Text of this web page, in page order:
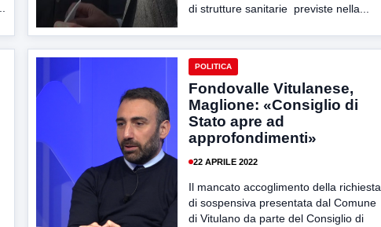
di strutture sanitarie previste nella...
POLITICA
Fondovalle Vitulanese,
Maglione: «Consiglio di
Stato apre ad
approfondimenti»
22 APRILE 2022
Il mancato accoglimento della richiesta
di sospensiva presentata dal Comune
di Vitulano da parte del Consiglio di